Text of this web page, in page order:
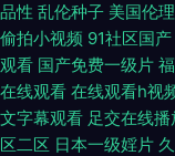
坛 视频在线观看免费高
四虎影院 人妻性交影院
91 岛国av地址 日韩成
品性 乱伦种子 美国伦
偷拍小视频 91社区国产
观看 国产免费一级片
在线观看 在线观看h视
文字幕观看 足交在线播
区二区 日本一级婬片